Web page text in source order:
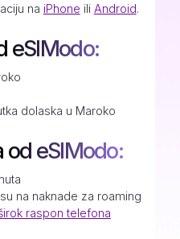
na iPhone ili Android.
eSIModo:
dolaska u Maroko
od eSIModo:
na naknade za roaming
raspon telefona